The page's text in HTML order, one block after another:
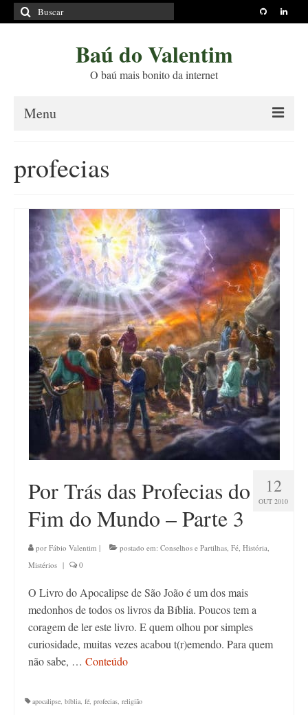
Buscar
por:
Baú do Valentim
O baú mais bonito da internet
Menu
Princípios Editoriais
Políticas e Termos
Livros
Projetos
Blog
Contato
profecias
12
OUT 2010
Por Trás das Profecias do
Fim do Mundo – Parte 3
por Fábio Valentim | postado em: Conselhos e Partilhas, Fé, História,
Mistérios | 0
O Livro do Apocalipse de São João é um dos mais
medonhos de todos os livros da Bíblia. Poucos tem a
coragem de ler este livro. E quem olhou por simples
curiosidade, muitas vezes acabou t(r)emendo. Para quem
não sabe, … Conteúdo
apocalipse, bíblia, fé, profecias, religião